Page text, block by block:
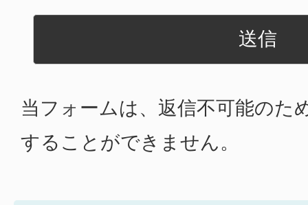
当フォームは、返信不可能のた
することができません。